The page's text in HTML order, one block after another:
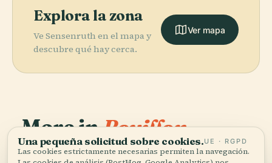
Explora la zona
Ve Sensenruth en el mapa y
descubre qué hay cerca.
Ver mapa
More inBouillon
(Bélgica).
Una pequeña solicitud sobre cookies.UE · RGPD
Las cookies estrictamente necesarias permiten la navegación.